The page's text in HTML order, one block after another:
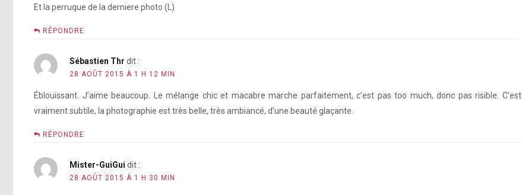
Et la perruque de la derniere photo (L)
RÉPONDRE
Sébastien Thr dit :
28 AOÛT 2015 À 1 H 12 MIN
Éblouissant. J’aime beaucoup. Le mélange chic et macabre marche parfaitement, c’est pas too much, donc pas risible. C’est
vraiment subtile, la photographie est très belle, très ambiancé, d’une beauté glaçante.
RÉPONDRE
Mister-GuiGui dit :
28 AOÛT 2015 À 1 H 30 MIN